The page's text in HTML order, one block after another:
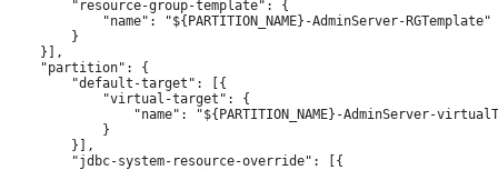
        "resource-group-template": {
            "name": "${PARTITION_NAME}-AdminServer-RGTemplate"
        }
    }],
    "partition": {
        "default-target": [{
            "virtual-target": {
"name": "${PARTITION_NAME}-AdminServer-
            }
        }],
        "jdbc-system-resource-override": [{